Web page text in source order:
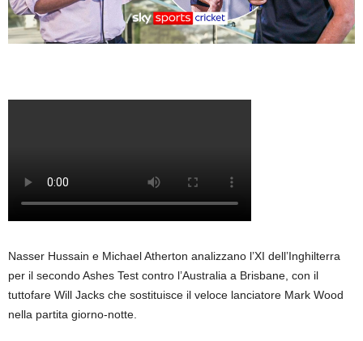
Nasser Hussain e Michael Atherton analizzano l’XI dell’Inghilterra
per il secondo Ashes Test contro l’Australia a Brisbane, con il
tuttofare Will Jacks che sostituisce il veloce lanciatore Mark Wood
nella partita giorno-notte.